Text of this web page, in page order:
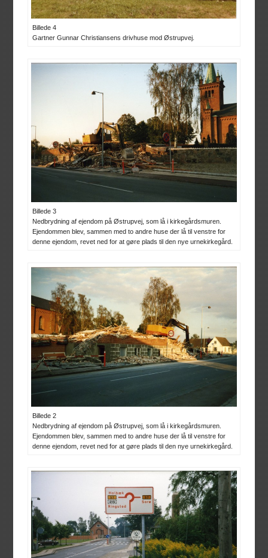
Billede 4
Gartner Gunnar Christiansens drivhuse mod Østrupvej.
Billede 3
Nedbrydning af ejendom på Østrupvej, som lå i kirkegårdsmuren.
Ejendommen blev, sammen med to andre huse der lå til venstre for
denne ejendom, revet ned for at gøre plads til den nye urnekirkegård.
Billede 2
Nedbrydning af ejendom på Østrupvej, som lå i kirkegårdsmuren.
Ejendommen blev, sammen med to andre huse der lå til venstre for
denne ejendom, revet ned for at gøre plads til den nye urnekirkegård.